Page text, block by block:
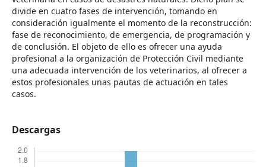
divide en cuatro fases de intervención, tomando en
consideración igualmente el momento de la reconstrucción:
fase de reconocimiento, de emergencia, de programación y
de conclusión. El objeto de ello es ofrecer una ayuda
profesional a la organización de Protección Civil mediante
una adecuada intervención de los veterinarios, al ofrecer a
estos profesionales unas pautas de actuación en tales
casos.
Descargas